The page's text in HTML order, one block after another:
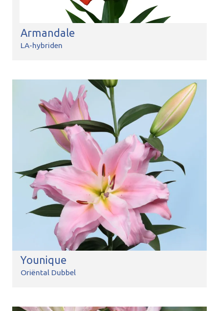
Armandale
LA-hybriden
Younique
Oriëntal Dubbel